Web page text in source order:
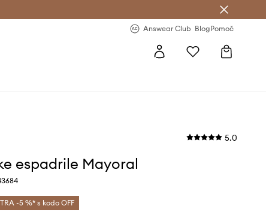
Answear Club BlogPomoč
5.0
espadrile Mayoral
-5 %* s kodo OFF